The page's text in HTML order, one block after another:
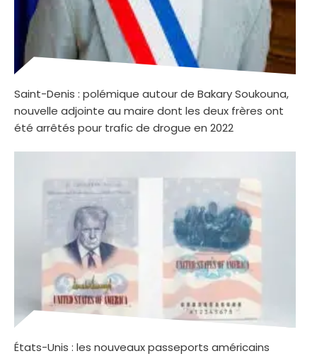
Saint-Denis : polémique autour de Bakary Soukouna,
nouvelle adjointe au maire dont les deux frères ont
été arrêtés pour trafic de drogue en 2022
États-Unis : les nouveaux passeports américains